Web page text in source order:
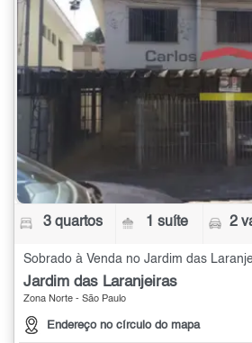
3 quartos 1 suíte 2
Jardim das Laranjeiras
Zona Norte - São Paulo
Endereço no círculo do mapa